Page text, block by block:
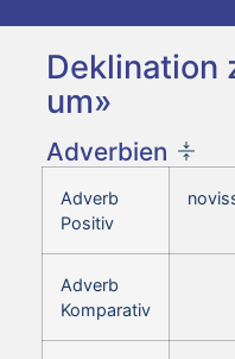
Deklination
um»
Adverbien
Adverb
Positiv
Adverb
Komparativ